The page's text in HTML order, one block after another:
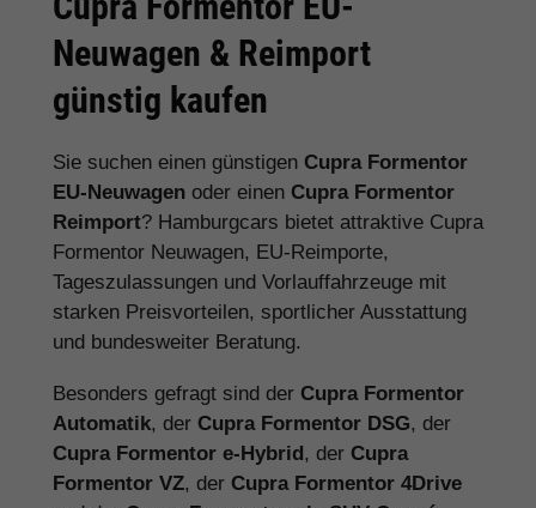
Neuwagen & Reimport
günstig kaufen
Sie suchen einen günstigen Cupra Formentor
EU-Neuwagen oder einen Cupra Formentor
Reimport? Hamburgcars bietet attraktive Cupra
Formentor Neuwagen, EU-Reimporte,
Tageszulassungen und Vorlauffahrzeuge mit
starken Preisvorteilen, sportlicher Ausstattung
und bundesweiter Beratung.
Besonders gefragt sind der Cupra Formentor
Automatik, der Cupra Formentor DSG, der
Cupra Formentor e-Hybrid, der Cupra
Formentor VZ, der Cupra Formentor 4Drive